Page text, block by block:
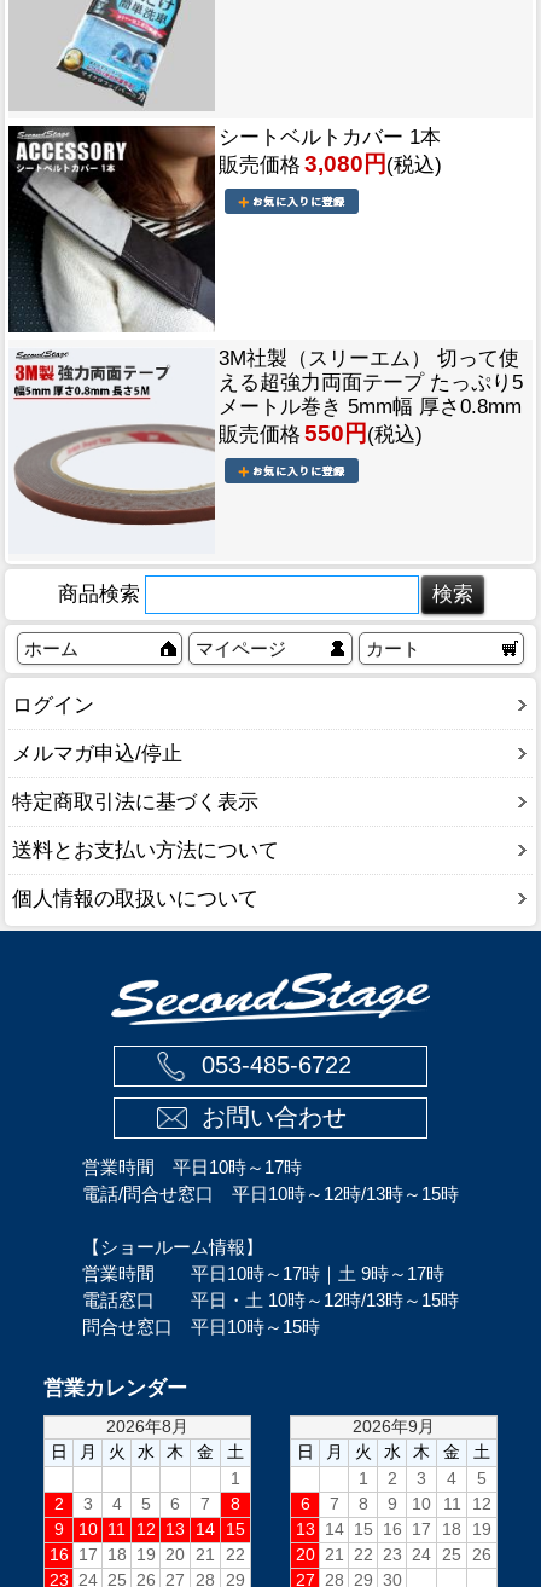
シートベルトカバー 1本
販売価格 3,080円 (税込)
3M社製（スリーエム） 切って使
える超強力両面テープ たっぷり5
メートル巻き 5mm幅 厚さ0.8mm
販売価格 550円 (税込)
商品検索
ホーム マイページ カート
ログイン
メルマガ申込/停止
特定商取引法に基づく表示
送料とお支払い方法について
個人情報の取扱いについて
053-485-6722
お問い合わせ
営業時間 平日10時～17時
電話/問合せ窓口 平日10時～12時/13時～15時
【ショールーム情報】
営業時間 平日10時～17時｜土 9時～17時
電話窓口 平日・土 10時～12時/13時～15時
問合せ窓口 平日10時～15時
営業カレンダー